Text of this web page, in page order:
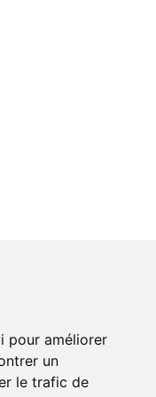
pour améliorer
un
le trafic de